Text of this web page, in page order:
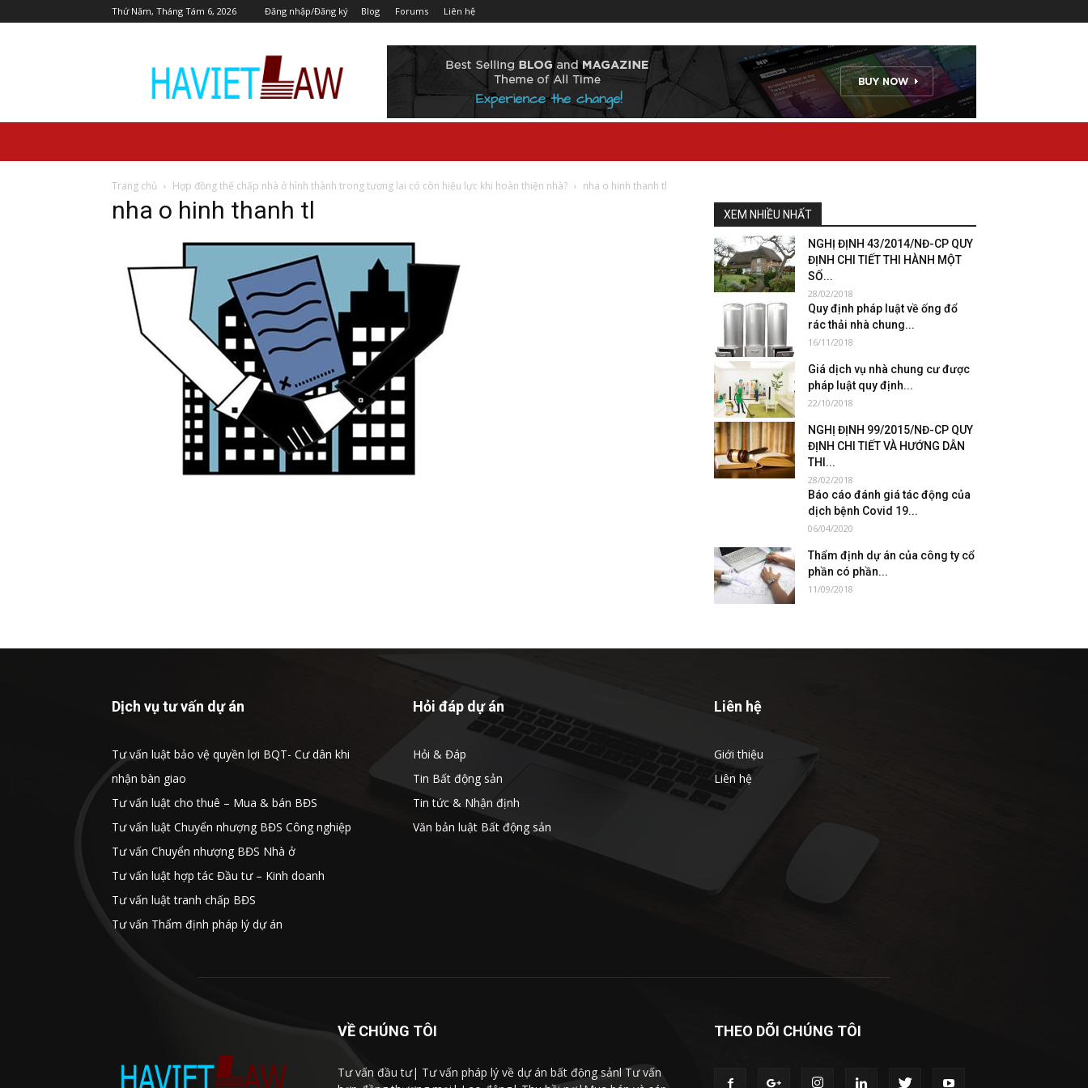
Thứ Năm, Tháng Tám 6, 2026 Đăng nhập/Đăng ký Blog Forums Liên hệ
Lý
Dự
Án
Trang chủ Hợp đồng thế chấp nhà ở hình thành trong tương lai có còn hiệu lực khi hoàn thiện nhà? nha o hinh thanh tl
nha o hinh thanh tl XEM NHIỀU NHẤT
NGHỊ ĐỊNH 43/2014/NĐ-CP QUY
ĐỊNH CHI TIẾT THI HÀNH MỘT
SỐ...
28/02/2018
Quy định pháp luật về ống đổ
rác thải nhà chung...
16/11/2018
Giá dịch vụ nhà chung cư được
pháp luật quy định...
22/10/2018
NGHỊ ĐỊNH 99/2015/NĐ-CP QUY
ĐỊNH CHI TIẾT VÀ HƯỚNG DẪN
THI...
28/02/2018
Báo cáo đánh giá tác động của
dịch bệnh Covid 19...
06/04/2020
Thẩm định dự án của công ty cổ
phần có phần...
11/09/2018
Dịch vụ tư vấn dự án
Tư vấn luật bảo vệ quyền lợi BQT- Cư dân khi
nhận bàn giao
Tư vấn luật cho thuê – Mua & bán BĐS
Tư vấn luật Chuyển nhượng BĐS Công nghiệp
Tư vấn Chuyển nhượng BĐS Nhà ở
Tư vấn luật hợp tác Đầu tư – Kinh doanh
Tư vấn luật tranh chấp BĐS
Tư vấn Thẩm định pháp lý dự án
Hỏi đáp dự án
Hỏi & Đáp
Tin Bất động sản
Tin tức & Nhận định
Văn bản luật Bất động sản
Liên hệ
Giới thiệu
Liên hệ
VỀ CHÚNG TÔI
Tư vấn đầu tư| Tư vấn pháp lý về dự án bất động sảnl Tư vấn
THEO DÕI CHÚNG TÔI